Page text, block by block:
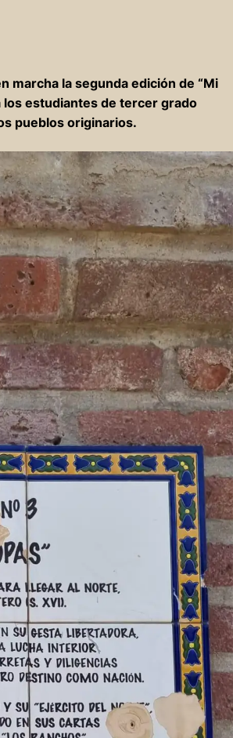
marcha la segunda edición de “Mi
los estudiantes de tercer grado
pueblos originarios.